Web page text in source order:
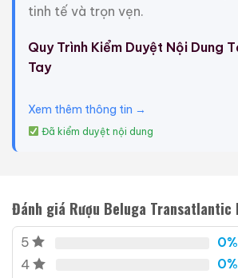
tinh tế và trọn vẹn.
Quy Trình Kiểm Duyệt Nội Dung
Tay
Xem thêm thông tin →
Đã kiểm duyệt nội dung
Đánh giá Rượu Beluga Transatlantic
5 0%
4
0%